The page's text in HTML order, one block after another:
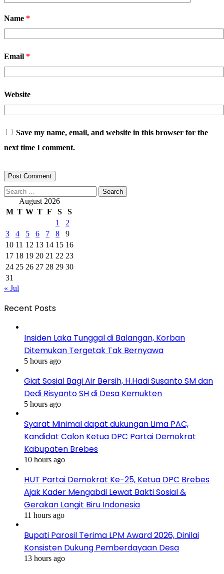
Name *
Email *
Website
Save my name, email, and website in this browser for the
next time I comment.
Search
for: August 2026
M T W T F S
S
1
2
3
4 5 6 7 8
9
10 11 12 13 14 15 16
17 18 19 20 21 22 23
24 25 26 27 28 29 30
31
« Jul
Recent Posts
Insiden Laka Tunggal di Balangan, Korban
Ditemukan Tergetak Tak Bernyawa
5 hours ago
Giat Sosial Bagi Air Bersih, H.Hadi Susanto SM dan
Dedi Risyanto SH di Desa Kemukten
5 hours ago
Syarat Minimal dapat dukungan Lima PAC,
Kandidat Calon Ketua DPC Partai Demokrat
Kabupaten Brebes
10 hours ago
HUT Partai Demokrat Ke-25, Ketua DPC Brebes
Ajak Kader Mengabdi Lewat Bakti Sosial &
Gerakan Langit Biru Indonesia
11 hours ago
Bupati Parosil Terima LPM Award 2026, Dinilai
Konsisten Dukung Pemberdayaan Desa
13 hours ago